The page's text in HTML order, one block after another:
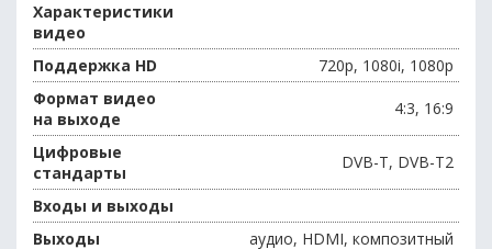
Характеристики
видео
Поддержка HD
720p, 1080i, 1080p
Формат видео
на выходе
4:3, 16:9
Цифровые
стандарты
DVB-T, DVB-T2
Входы и выходы
Выходы
аудио, HDMI, композитный